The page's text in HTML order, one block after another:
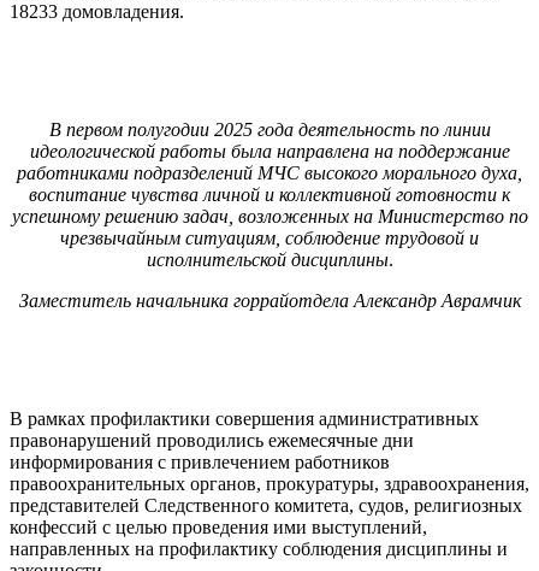
18233 домовладения.
В первом полугодии 2025 года деятельность по линии
идеологической работы была направлена на поддержание
работниками подразделений МЧС высокого морального духа,
воспитание чувства личной и коллективной готовности к
успешному решению задач, возложенных на Министерство по
чрезвычайным ситуациям, соблюдение трудовой и
исполнительской дисциплины.
Заместитель начальника горрайотдела Александр Аврамчик
В рамках профилактики совершения административных
правонарушений проводились ежемесячные дни
информирования с привлечением работников
правоохранительных органов, прокуратуры, здравоохранения,
представителей Следственного комитета, судов, религиозных
конфессий с целью проведения ими выступлений,
направленных на профилактику соблюдения дисциплины и